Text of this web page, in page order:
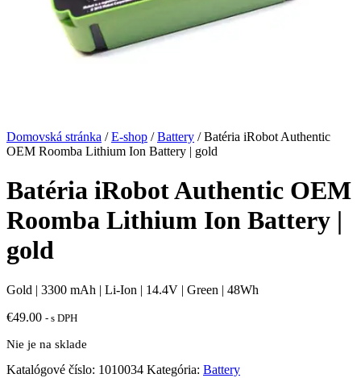
Domovská stránka /E-shop /Battery / Batéria iRobot Authentic
OEM Roomba Lithium Ion Battery | gold
Batéria iRobot Authentic OEM
Roomba Lithium Ion Battery |
gold
Gold | 3300 mAh | Li-Ion | 14.4V | Green | 48Wh
€49.00 - s DPH
Nie je na sklade
Katalógové číslo: 1010034 Kategória: Battery